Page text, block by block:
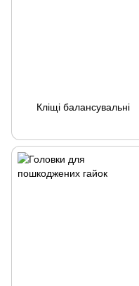
Кліщі балансувальні